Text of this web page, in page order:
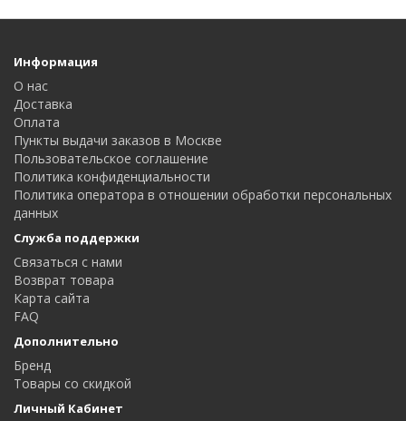
Информация
О нас
Доставка
Оплата
Пункты выдачи заказов в Москве
Пользовательское соглашение
Политика конфиденциальности
Политика оператора в отношении обработки персональных
данных
Служба поддержки
Связаться с нами
Возврат товара
Карта сайта
FAQ
Дополнительно
Бренд
Товары со скидкой
Личный Кабинет